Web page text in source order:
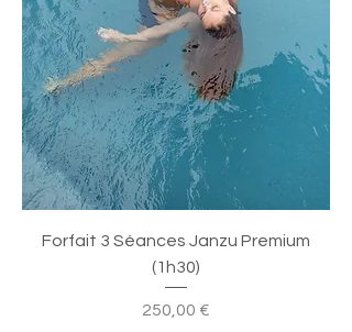
Forfait 3 Séances Janzu Premium
(1h30)
Prix
250,00 €